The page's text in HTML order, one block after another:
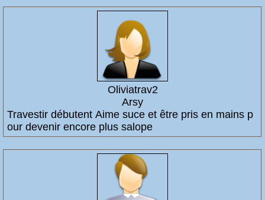
Oliviatrav2
Arsy
Travestir débutent Aime suce et être pris en mains p
our devenir encore plus salope